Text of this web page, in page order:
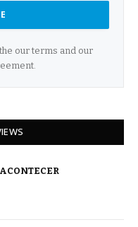
our terms and our